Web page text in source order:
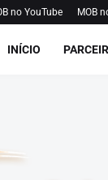
no YouTube MOB
INÍCIO